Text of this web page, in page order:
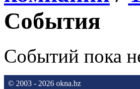
События
Событий пока
© 2003 - 2026 okna.bz